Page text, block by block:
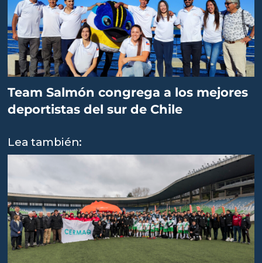
Team Salmón congrega a los mejores
deportistas del sur de Chile
Lea también: